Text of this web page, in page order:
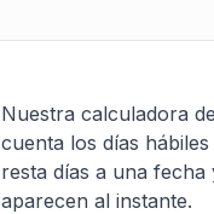
Nuestra calculadora
cuenta los días
resta días a una fecha
aparecen al instante.